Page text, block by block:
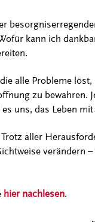
kann ich
alle Probleme
zu bewahren.
uns, das Leben
aller
verändern
hier nachlesen.